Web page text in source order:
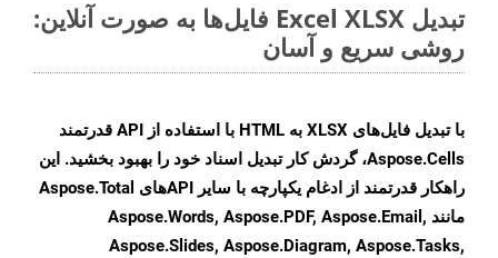
تبدیل Excel XLSX فایل‌ها به صورت آنلاین:
روشی سریع و آسان
با تبدیل فایل‌های XLSX به HTML با استفاده از API قدرتمند
Aspose.Cells، گردش کار تبدیل اسناد خود را بهبود بخشید. این
راهکار قدرتمند از ادغام یکپارچه با سایر APIهای Aspose.Total
مانند Aspose.Words, Aspose.PDF, Aspose.Email,
Aspose.Slides, Aspose.Diagram, Aspose.Tasks,